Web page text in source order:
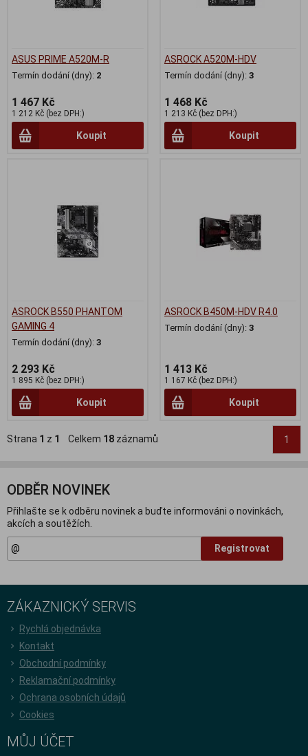
ASUS PRIME A520M-R
Termín dodání (dny): 2
1 467 Kč
1 212 Kč (bez DPH:)
Koupit
ASROCK A520M-HDV
Termín dodání (dny): 3
1 468 Kč
1 213 Kč (bez DPH:)
Koupit
ASROCK B550 PHANTOM
GAMING 4
Termín dodání (dny): 3
2 293 Kč
1 895 Kč (bez DPH:)
Koupit
ASROCK B450M-HDV R4.0
Termín dodání (dny): 3
1 413 Kč
1 167 Kč (bez DPH:)
Koupit
Strana 1 z 1 Celkem 18 záznamů 1
ODBĚR NOVINEK
Přihlašte se k odběru novinek a buďte informováni o novinkách,
akcích a soutěžích.
Registrovat
ZÁKAZNICKÝ SERVIS
Rychlá objednávka
Kontakt
Obchodní podmínky
Reklamační podmínky
Ochrana osobních údajů
Cookies
MŮJ ÚČET